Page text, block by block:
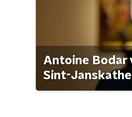
Antoine Bodar
Sint-